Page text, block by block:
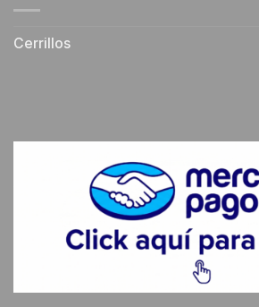
Cerrillos